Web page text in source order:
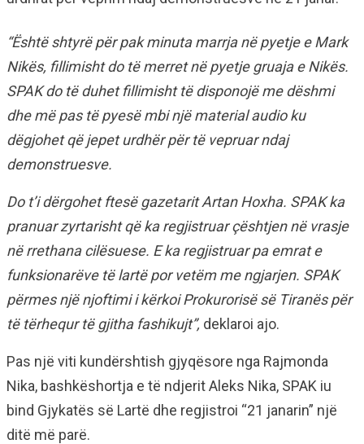
“Është shtyrë për pak minuta marrja në pyetje e Mark
Nikës, fillimisht do të merret në pyetje gruaja e Nikës.
SPAK do të duhet fillimisht të disponojë me dëshmi
dhe më pas të pyesë mbi një material audio ku
dëgjohet që jepet urdhër për të vepruar ndaj
demonstruesve.
Do t’i dërgohet ftesë gazetarit Artan Hoxha. SPAK ka
pranuar zyrtarisht që ka regjistruar çështjen në vrasje
në rrethana cilësuese. E ka regjistruar pa emrat e
funksionarëve të lartë por vetëm me ngjarjen. SPAK
përmes një njoftimi i kërkoi Prokurorisë së Tiranës për
të tërhequr të gjitha fashikujt”, deklaroi ajo.
Pas një viti kundërshtish gjyqësore nga Rajmonda
Nika, bashkëshortja e të ndjerit Aleks Nika, SPAK iu
bind Gjykatës së Lartë dhe regjistroi “21 janarin” një
ditë më parë.